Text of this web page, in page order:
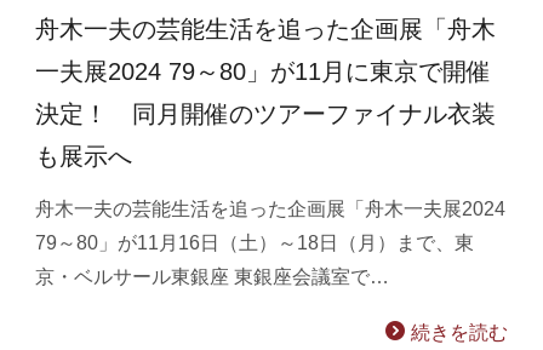
舟木一夫の芸能生活を追った企画展「舟木
一夫展2024 79～80」が11月に東京で開催
決定！ 同月開催のツアーファイナル衣装
も展示へ
舟木一夫の芸能生活を追った企画展「舟木一夫展2024
79～80」が11月16日（土）～18日（月）まで、東
京・ベルサール東銀座 東銀座会議室で…
続きを読む